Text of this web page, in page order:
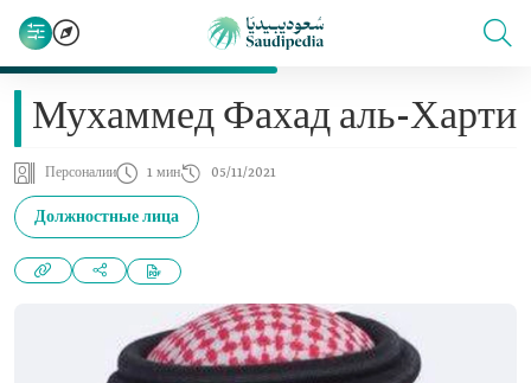
Мухаммед Фахад аль-Харти
Персоналии 1 мин 05/11/2021
Должностные лица